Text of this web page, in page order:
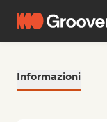
Informazioni